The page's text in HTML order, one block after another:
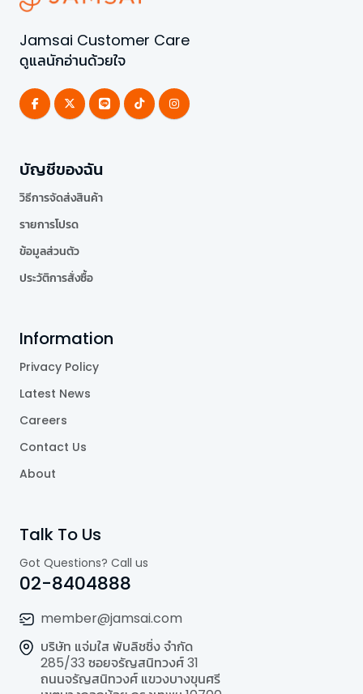
Jamsai Customer Care
ดูแลนักอ่านด้วยใจ
บัญชีของฉัน
วิธีการจัดส่งสินค้า
รายการโปรด
ข้อมูลส่วนตัว
ประวัติการสั่งซื้อ
Information
Privacy Policy
Latest News
Careers
Contact Us
About
Talk To Us
Got Questions? Call us
02-8404888
member@jamsai.com
บริษัท แจ่มใส พับลิชชิ่ง จำกัด
285/33 ซอยจรัญสนิทวงศ์ 31
ถนนจรัญสนิทวงศ์ แขวงบางขุนศรี